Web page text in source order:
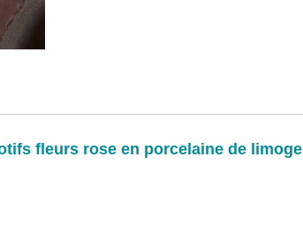
fleurs rose en porcelaine de limoge